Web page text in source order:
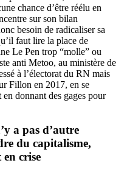
chance d’être réélu en
sur son bilan
besoin de radicaliser sa
faut lire la place de
Le Pen trop “molle” ou
anti Metoo, au ministère de
à l’électorat du RN mais
Fillon en 2017, en se
donnant des gages pour
a pas d’autre
du capitalisme,
crise